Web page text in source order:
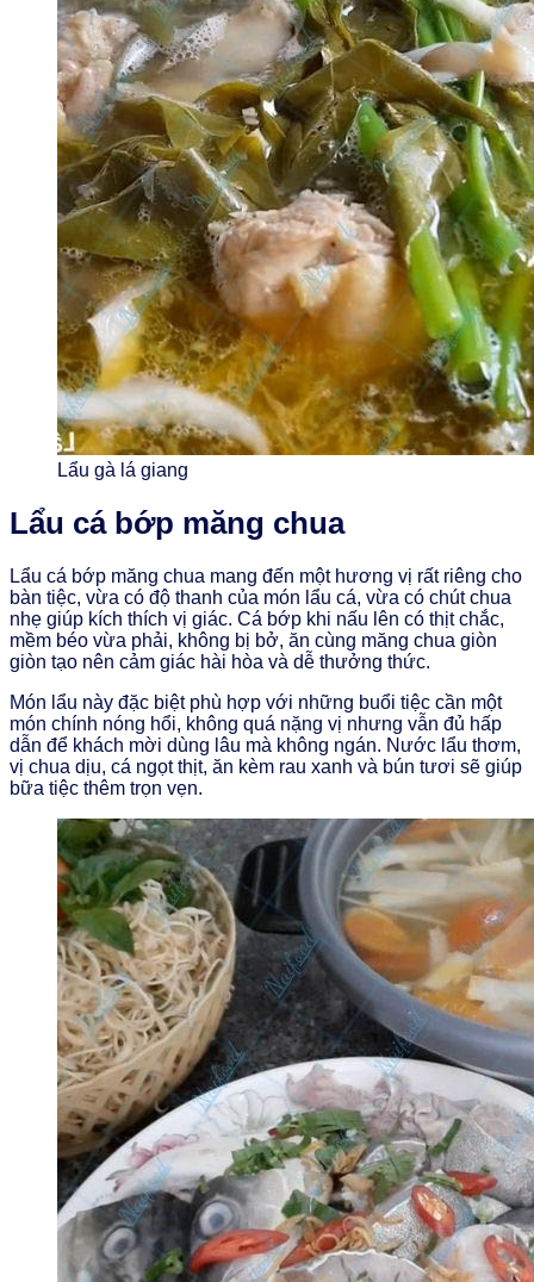
Lẩu gà lá giang
Lẩu cá bớp măng chua
Lẩu cá bớp măng chua mang đến một hương vị rất riêng cho
bàn tiệc, vừa có độ thanh của món lẩu cá, vừa có chút chua
nhẹ giúp kích thích vị giác. Cá bớp khi nấu lên có thịt chắc,
mềm béo vừa phải, không bị bở, ăn cùng măng chua giòn
giòn tạo nên cảm giác hài hòa và dễ thưởng thức.
Món lẩu này đặc biệt phù hợp với những buổi tiệc cần một
món chính nóng hổi, không quá nặng vị nhưng vẫn đủ hấp
dẫn để khách mời dùng lâu mà không ngán. Nước lẩu thơm,
vị chua dịu, cá ngọt thịt, ăn kèm rau xanh và bún tươi sẽ giúp
bữa tiệc thêm trọn vẹn.